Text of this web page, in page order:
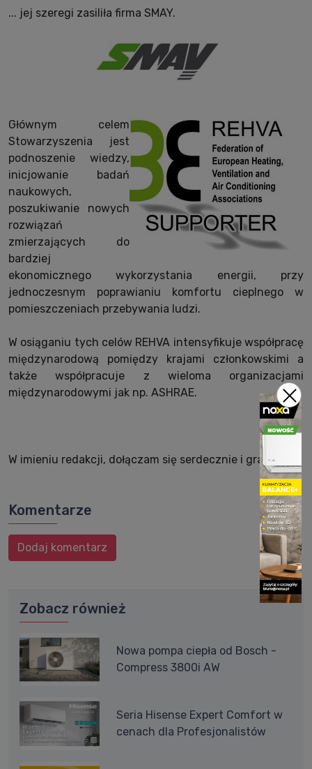
... jej szeregi zasiliła firma SMAY.
Głównym celem
Stowarzyszenia jest
podnoszenie wiedzy,
inicjowanie badań
naukowych,
poszukiwanie nowych
rozwiązań
zmierzających do
bardziej
ekonomicznego wykorzystania energii, przy
jednoczesnym poprawianiu komfortu cieplnego w
pomieszczeniach przebywania ludzi.
W osiąganiu tych celów REHVA intensyfikuje współpracę
międzynarodową pomiędzy krajami członkowskimi a
także współpracuje z wieloma organizacjami
międzynarodowymi jak np. ASHRAE.
W imieniu redakcji, dołączam się serdecznie i gratuluje!
Komentarze
Dodaj komentarz
Zobacz również
Nowa pompa ciepła od Bosch -
Compress 3800i AW
Seria Hisense Expert Comfort w
cenach dla Profesjonalistów